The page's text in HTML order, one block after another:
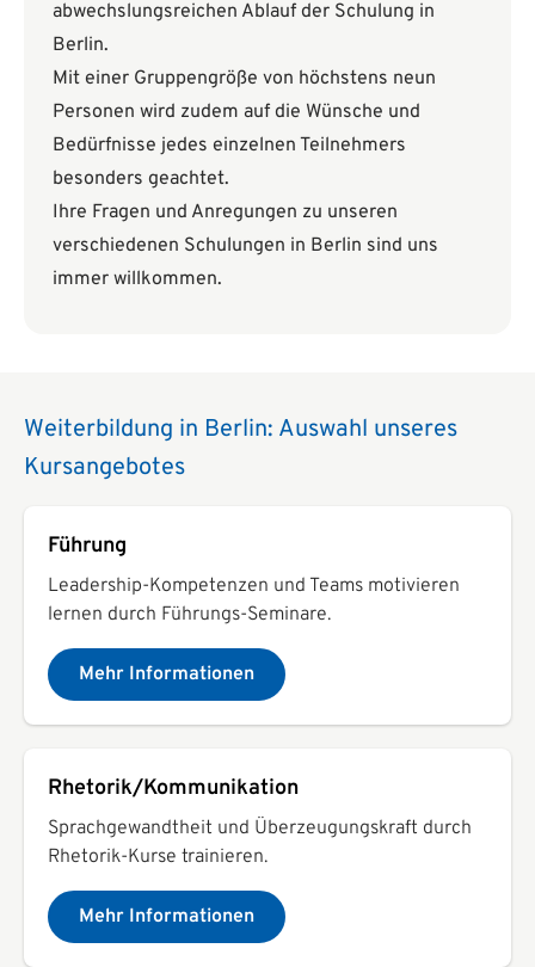
abwechslungsreichen Ablauf der Schulung in
Berlin.
Mit einer Gruppengröße von höchstens neun
Personen wird zudem auf die Wünsche und
Bedürfnisse jedes einzelnen Teilnehmers
besonders geachtet.
Ihre Fragen und Anregungen zu unseren
verschiedenen Schulungen in Berlin sind uns
immer willkommen.
Weiterbildung in Berlin: Auswahl unseres
Kursangebotes
Führung
Leadership-Kompetenzen und Teams motivieren
lernen durch Führungs-Seminare.
Mehr Informationen
Rhetorik/Kommunikation
Sprachgewandtheit und Überzeugungskraft durch
Rhetorik-Kurse trainieren.
Mehr Informationen